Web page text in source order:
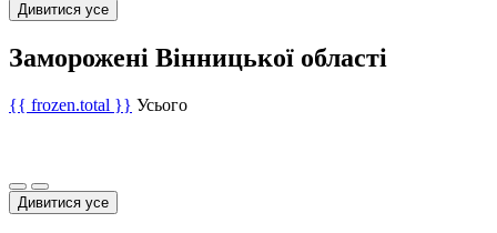
Дивитися усе
Заморожені Вінницької області
{{ frozen.total }} Усього
Дивитися усе